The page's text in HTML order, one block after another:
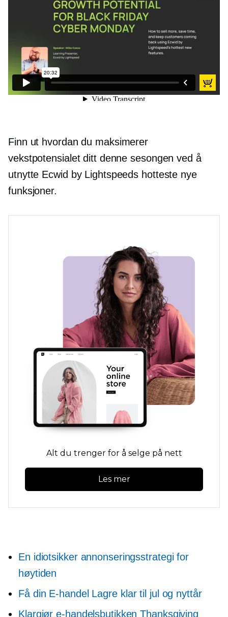
Black Friday og Cyber ​​Monday webinar
Ecwid av LightspeedonVimeo.
Finn ut hvordan du maksimerer
vekstpotensialet ditt denne sesongen ved å
utnytte Ecwid by Lightspeeds hotteste nye
funksjoner.
Alt du trenger for å selge på nett
Les mer
En idiotsikker annonseringsstrategi for
høytiden
Få din E-handel Lagre klar til jul og nyttår
Klargjør e-handelsbutikken Thanksgiving